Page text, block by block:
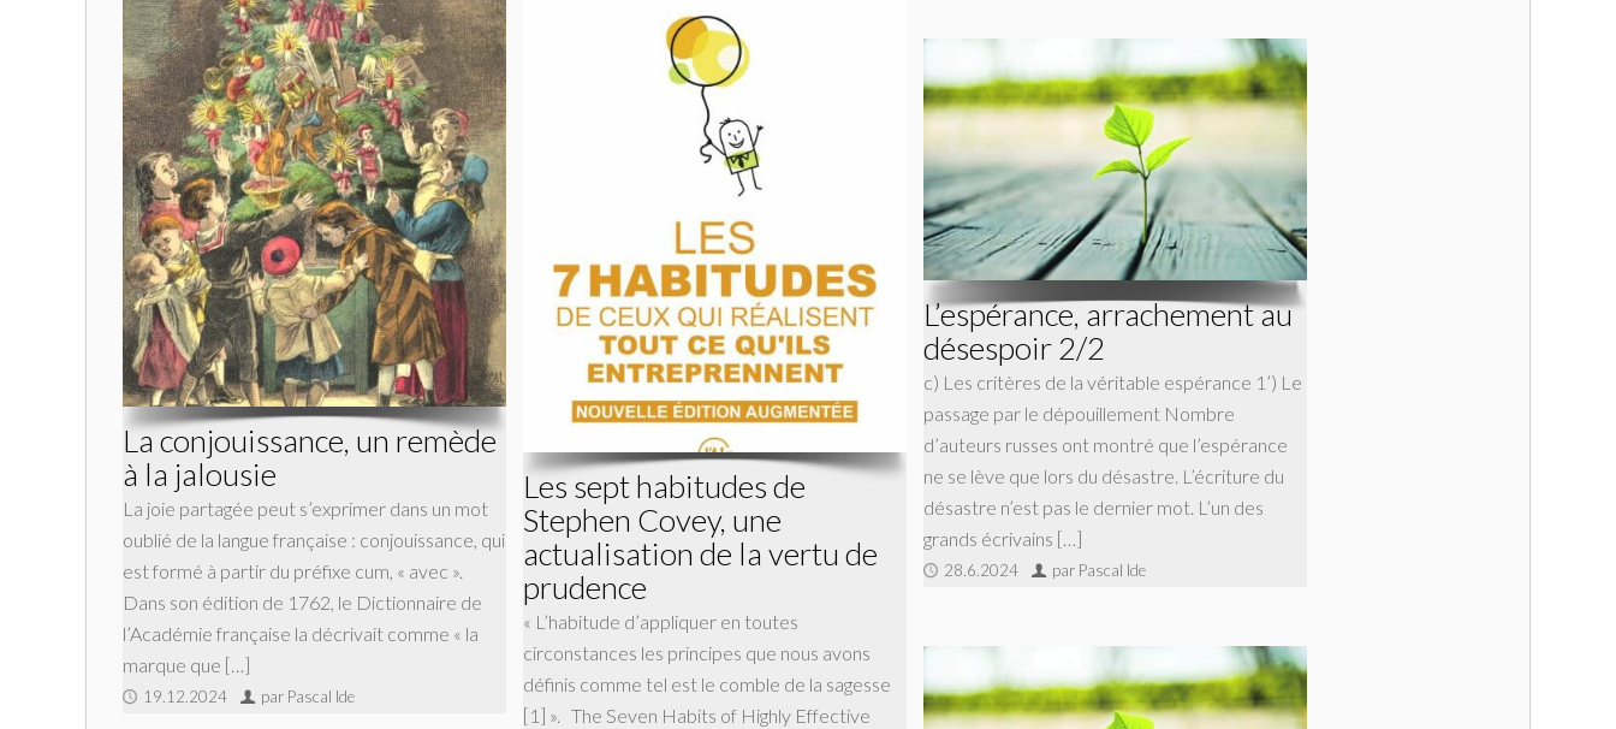
Les sept habitudes de
Stephen Covey, une
actualisation de la vertu de
prudence
« L’habitude d’appliquer en toutes
circonstances les principes que nous avons
définis comme tel est le comble de la sagesse
[1] ». The Seven Habits of Highly Effective
La conjouissance, un remède
à la jalousie
La joie partagée peut s’exprimer dans un mot
oublié de la langue française : conjouissance, qui
est formé à partir du préfixe cum, « avec ».
Dans son édition de 1762, le Dictionnaire de
l’Académie française la décrivait comme « la
marque que […]
19.12.2024 par Pascal Ide
L’espérance, arrachement au
désespoir 2/2
c) Les critères de la véritable espérance 1’) Le
passage par le dépouillement Nombre
d’auteurs russes ont montré que l’espérance
ne se lève que lors du désastre. L’écriture du
désastre n’est pas le dernier mot. L’un des
grands écrivains […]
28.6.2024 par Pascal Ide